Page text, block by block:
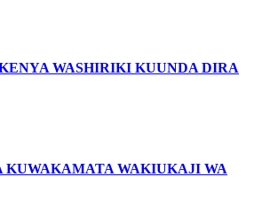
WASHIRIKI KUUNDA DIRA
KUWAKAMATA WAKIUKAJI WA